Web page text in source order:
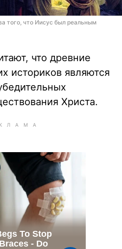
того, что Иисус был реальным
что древние
историков являются
Христа.